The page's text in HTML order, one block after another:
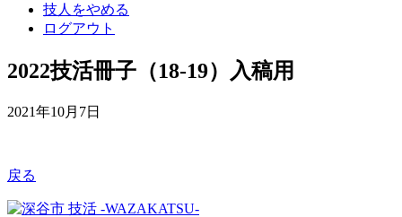
技人をやめる
ログアウト
2022技活冊子（18-19）入稿用
2021年10月7日
戻る